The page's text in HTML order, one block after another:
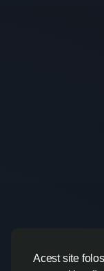
Acest site